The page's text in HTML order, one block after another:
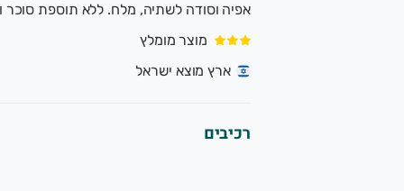
אפיה וסודה לשתיה, מלח. ללא תוספת סוכר
מוצר מומלץ
ארץ מוצא ישראל
רכיבים